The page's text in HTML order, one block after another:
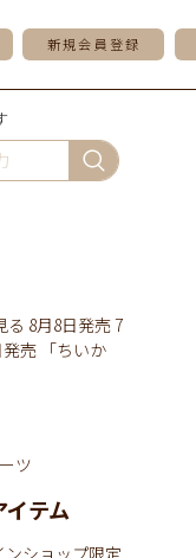
新規会員登録
る 8月8日発売7
発売 「ちいか
ツ
テム
ショップ限定